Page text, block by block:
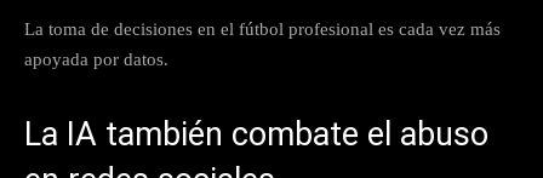
La toma de decisiones en el fútbol profesional es cada vez más
apoyada por datos.
La IA también combate el abuso